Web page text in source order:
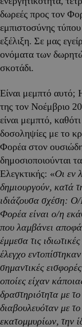
δωρεές προς τον
εμπιστοσύνης
εξέλιξη. Σε μας
ονόματα των
σκοτάδι.
Είναι μεμπτό αυτό;
της τον Νοέμβριο
είναι μεμπτό,
δοσοληψίες με το
Φορέα στον
δημοσιοποιούνται
Ελεγκτικής: «Οι εν
δημιουργούν, κατά
ιδιάζουσα σχέση:
Φορέα είναι ο/η
που λαμβάνει
έμμεσα τις
έλεγχο
σημαντικές
οποίες είχαν
δραστηριότητα με
διαβουλευόταν με
εκατομμυρίων, την